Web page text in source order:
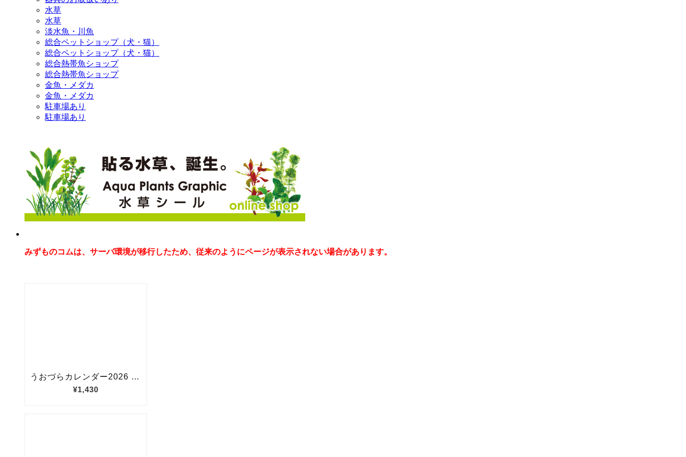
水草
水草
淡水魚・川魚
総合ペットショップ（犬・猫）
総合ペットショップ（犬・猫）
総合熱帯魚ショップ
総合熱帯魚ショップ
金魚・メダカ
金魚・メダカ
駐車場あり
駐車場あり
みずものコムは、サーバ環境が移行したため、従来のようにページが表示されない場合があります。